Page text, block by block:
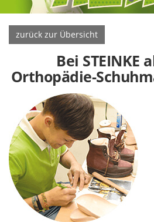
zurück zur Übersicht
Bei STEINKE
Orthopädie-